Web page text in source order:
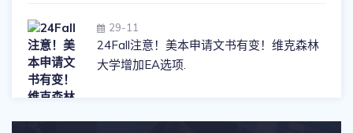
29-11
24Fall注意！美本申请文书有变！维克森林
大学增加EA选项.